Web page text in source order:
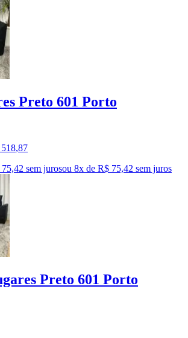
Preto 601 Porto
518,87
sem jurosou 8x de R$ 75,42 sem juros
Preto 601 Porto